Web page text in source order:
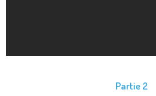
Partie 2